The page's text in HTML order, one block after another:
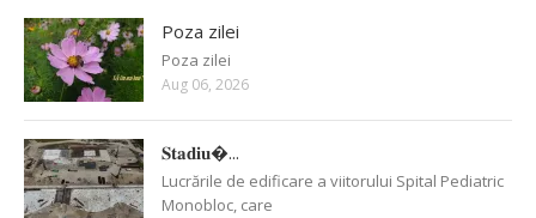
Poza zilei
Poza zilei
Aug 06, 2026
𝐒𝐭𝐚𝐝𝐢𝐮�...
Lucrările de edificare a viitorului Spital Pediatric
Monobloc, care